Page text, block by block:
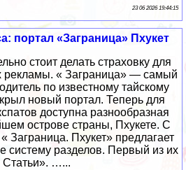
23 06 2026 19:44:15
портал «Заграница» Пхукет
стоит делать страховку для
рекламы. « Заграница» — самый
по известному тайскому
новый портал. Теперь для
доступна разнообразная
острове страны, Пхукете. С
Заграница. Пхукет» предлагает
систему разделов. Первый из их
…...